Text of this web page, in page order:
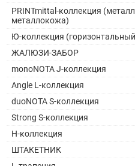
PRINTmittal-коллекция
металлокожа)
Ю-коллекция
ЖАЛЮЗИ-ЗАБОР
monoNOTA J-коллекция
Angle L-коллекция
duoNOTA S-коллекция
Strong S-коллекция
H-коллекция
ШТАКЕТНИК